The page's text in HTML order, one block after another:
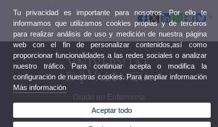
Grado en Enfermería
Tu privacidad es importante para nosotros. Por ello te
informamos que utilizamos cookies propias y de terceros
para realizar análisis de uso y medición de nuestra página
web con el fin de personalizar contenidos,así como
proporcionar funcionalidades a las redes sociales o analizar
nuestro tráfico. Para continuar acepta o modifica la
configuración de nuestras cookies. Para ampliar información
Más información
Aceptar todo